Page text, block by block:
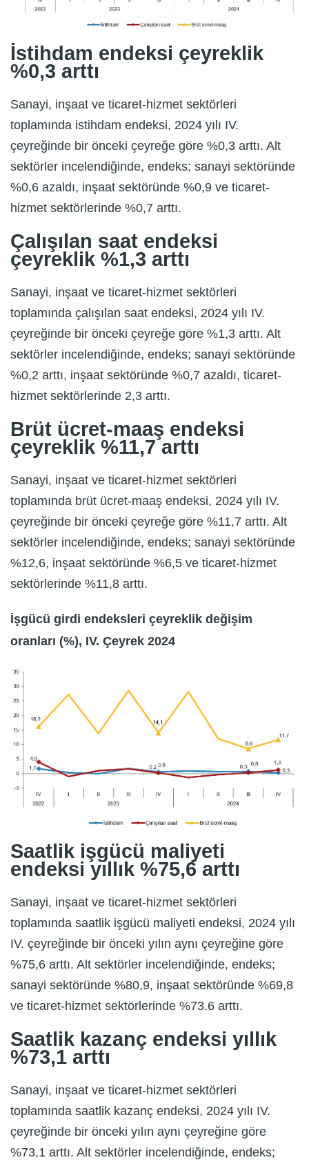
İstihdam endeksi çeyreklik
%0,3 arttı
Sanayi, inşaat ve ticaret-hizmet sektörleri
toplamında istihdam endeksi, 2024 yılı IV.
çeyreğinde bir önceki çeyreğe göre %0,3 arttı. Alt
sektörler incelendiğinde, endeks; sanayi sektöründe
%0,6 azaldı, inşaat sektöründe %0,9 ve ticaret-
hizmet sektörlerinde %0,7 arttı.
Çalışılan saat endeksi
çeyreklik %1,3 arttı
Sanayi, inşaat ve ticaret-hizmet sektörleri
toplamında çalışılan saat endeksi, 2024 yılı IV.
çeyreğinde bir önceki çeyreğe göre %1,3 arttı. Alt
sektörler incelendiğinde, endeks; sanayi sektöründe
%0,2 arttı, inşaat sektöründe %0,7 azaldı, ticaret-
hizmet sektörlerinde 2,3 arttı.
Brüt ücret-maaş endeksi
çeyreklik %11,7 arttı
Sanayi, inşaat ve ticaret-hizmet sektörleri
toplamında brüt ücret-maaş endeksi, 2024 yılı IV.
çeyreğinde bir önceki çeyreğe göre %11,7 arttı. Alt
sektörler incelendiğinde, endeks; sanayi sektöründe
%12,6, inşaat sektöründe %6,5 ve ticaret-hizmet
sektörlerinde %11,8 arttı.
İşgücü girdi endeksleri çeyreklik değişim
oranları (%), IV. Çeyrek 2024
Saatlik işgücü maliyeti
endeksi yıllık %75,6 arttı
Sanayi, inşaat ve ticaret-hizmet sektörleri
toplamında saatlik işgücü maliyeti endeksi, 2024 yılı
IV. çeyreğinde bir önceki yılın aynı çeyreğine göre
%75,6 arttı. Alt sektörler incelendiğinde, endeks;
sanayi sektöründe %80,9, inşaat sektöründe %69,8
ve ticaret-hizmet sektörlerinde %73.6 arttı.
Saatlik kazanç endeksi yıllık
%73,1 arttı
Sanayi, inşaat ve ticaret-hizmet sektörleri
toplamında saatlik kazanç endeksi, 2024 yılı IV.
çeyreğinde bir önceki yılın aynı çeyreğine göre
%73,1 arttı. Alt sektörler incelendiğinde, endeks;